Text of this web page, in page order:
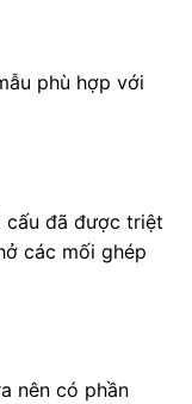
phù hợp với
cấu đã được triệt
các mối ghép
nên có phần